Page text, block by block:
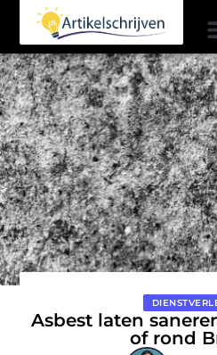
Asbest laten
of rond